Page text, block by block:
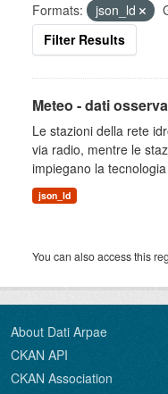
Formats:
json_ld
Filter Results
Meteo - dati
Le stazioni della rete
via radio, mentre le
impiegano la
json_ld
You can also access this
About Dati Arpae
CKAN API
CKAN Association